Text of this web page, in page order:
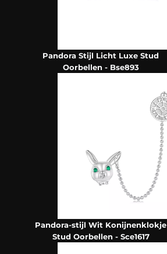
Pandora Stijl Licht Luxe Stud
Oorbellen - Bse893
Pandora-stijl Wit Konijnenklokje
Stud Oorbellen - Sce1617